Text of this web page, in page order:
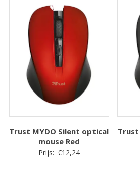
Trust MYDO Silent optical
mouse Red
Prijs: €12,24
Trust